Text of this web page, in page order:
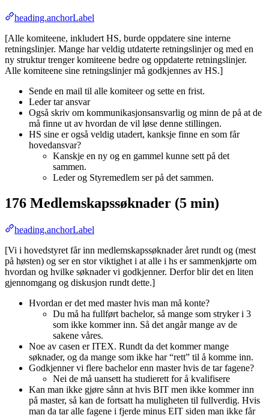
heading.anchorLabel
[Alle komiteene, inkludert HS, burde oppdatere sine interne
retningslinjer. Mange har veldig utdaterte retningslinjer og med en
ny struktur trenger komiteene bedre og oppdaterte retningslinjer.
Alle komiteene sine retningslinjer må godkjennes av HS.]
Sende en mail til alle komiteer og sette en frist.
Leder tar ansvar
Også skriv om kommunikasjonsansvarlig og minn de på at de
må finne ut av hvordan de vil løse denne stillingen.
HS sine er også veldig utadert, kanksje finne en som får
hovedansvar?
Kanskje en ny og en gammel kunne sett på det
sammen.
Leder og Styremedlem ser på det sammen.
176 Medlemskapssøknader (5 min)
heading.anchorLabel
[Vi i hovedstyret får inn medlemskapssøknader året rundt og (mest
på høsten) og ser en stor viktighet i at alle i hs er sammenkjørte om
hvordan og hvilke søknader vi godkjenner. Derfor blir det en liten
gjennomgang og diskusjon rundt dette.]
Hvordan er det med master hvis man må konte?
Du må ha fullført bachelor, så mange som stryker i 3
som ikke kommer inn. Så det angår mange av de
sakene våres.
Noe av casen er ITEX. Rundt da det kommer mange
søknader, og da mange som ikke har “rett” til å komme inn.
Godkjenner vi flere bachelor enn master hvis de tar fagene?
Nei de må uansett ha studierett for å kvalifisere
Kan man ikke gjøre sånn at hvis BIT men ikke kommer inn
på master, så kan de fortsatt ha muligheten til fullverdig. Hvis
man da tar alle fagene i fjerde minus EIT siden man ikke får